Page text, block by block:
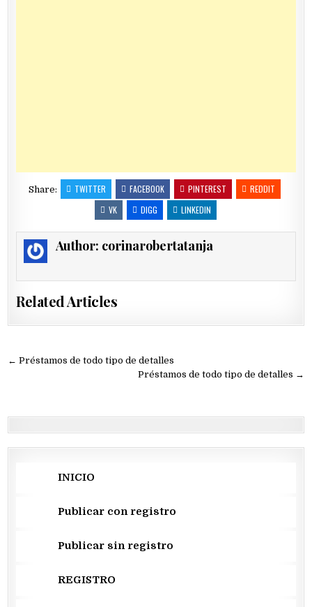
Share: TWITTER FACEBOOK PINTEREST
REDDIT
VK
DIGG LINKEDIN
Author: corinarobertatanja
Related Articles
Navegación
← Préstamos de todo tipo de detalles
Préstamos de todo tipo de detalles →
INICIO
Publicar con registro
Publicar sin registro
REGISTRO